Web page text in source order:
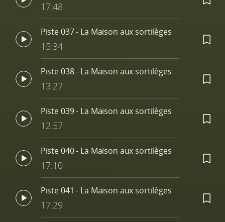
17:48
Piste 037 - La Maison aux sortilèges
15:34
Piste 038 - La Maison aux sortilèges
13:27
Piste 039 - La Maison aux sortilèges
12:57
Piste 040 - La Maison aux sortilèges
17:10
Piste 041 - La Maison aux sortilèges
17:29